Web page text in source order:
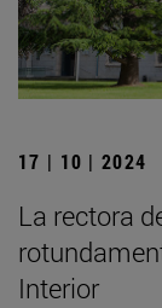
17 | 10 | 2024
La rectora
Interior